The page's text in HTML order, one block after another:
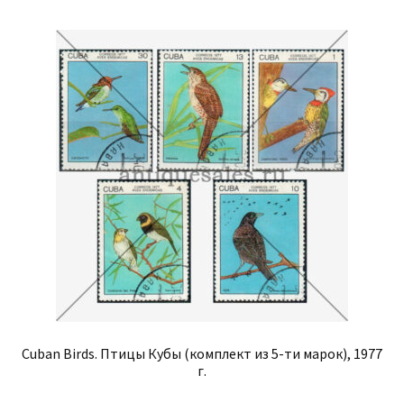
Cuban Birds. Птицы Кубы (комплект из 5-ти марок), 1977
г.